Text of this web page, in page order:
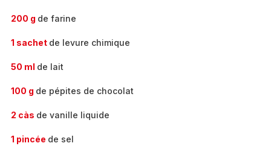
200 g de farine
1 sachet de levure chimique
50 ml de lait
100 g de pépites de chocolat
2 càs de vanille liquide
1 pincée de sel